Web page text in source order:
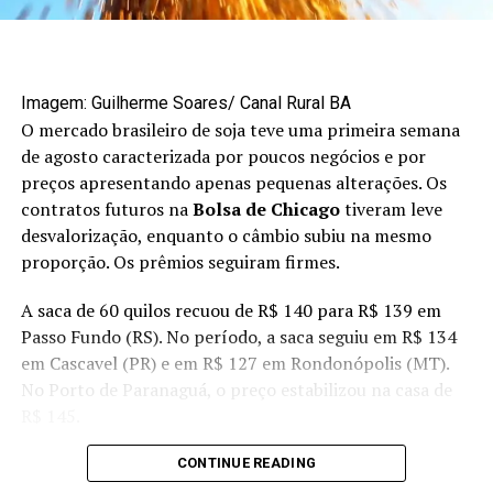
Imagem: Guilherme Soares/ Canal Rural BA
O mercado brasileiro de soja teve uma primeira semana
de agosto caracterizada por poucos negócios e por
preços apresentando apenas pequenas alterações. Os
contratos futuros naBolsa de Chicagotiveram leve
desvalorização, enquanto o câmbio subiu na mesmo
proporção. Os prêmios seguiram firmes.
A saca de 60 quilos recuou de R$ 140 para R$ 139 em
Passo Fundo (RS). No período, a saca seguiu em R$ 134
em Cascavel (PR) e em R$ 127 em Rondonópolis (MT).
No Porto de Paranaguá, o preço estabilizou na casa de
Receba no seu celular atualizações em tempo real,
CONTINUE READING